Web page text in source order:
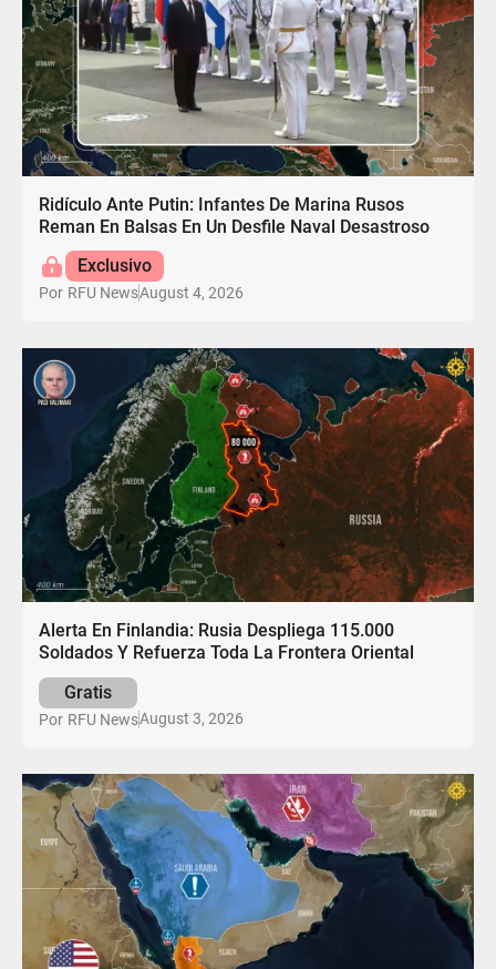
Ridículo Ante Putin: Infantes De Marina Rusos
Reman En Balsas En Un Desfile Naval Desastroso
Exclusivo
Por RFU NewsAugust 4, 2026
Alerta En Finlandia: Rusia Despliega 115.000
Soldados Y Refuerza Toda La Frontera Oriental
Gratis
Por RFU NewsAugust 3, 2026